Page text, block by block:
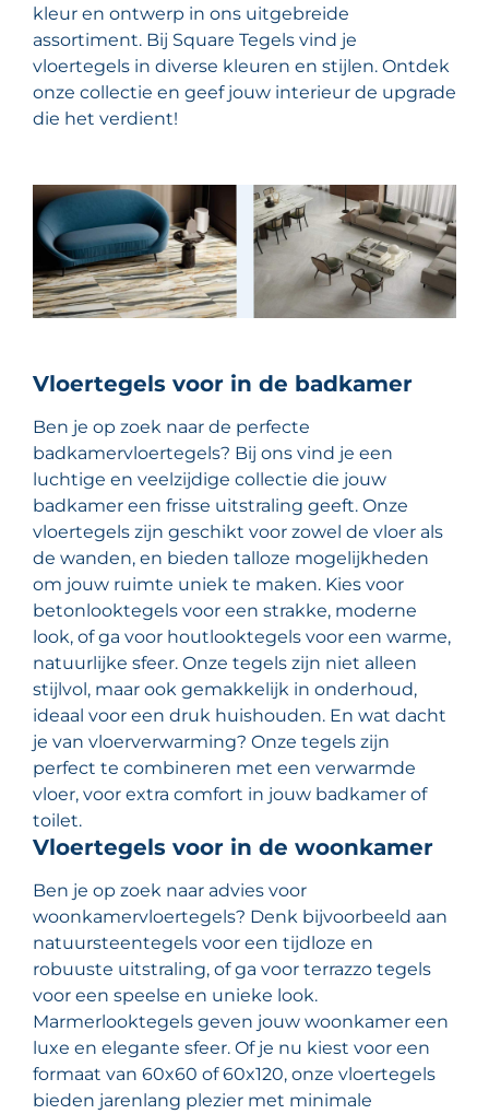
kleur en ontwerp in ons uitgebreide
assortiment. Bij Square Tegels vind je
vloertegels in diverse kleuren en stijlen. Ontdek
onze collectie en geef jouw interieur de upgrade
die het verdient!
Vloertegels voor in de badkamer
Ben je op zoek naar de perfecte
badkamervloertegels? Bij ons vind je een
luchtige en veelzijdige collectie die jouw
badkamer een frisse uitstraling geeft. Onze
vloertegels zijn geschikt voor zowel de vloer als
de wanden, en bieden talloze mogelijkheden
om jouw ruimte uniek te maken. Kies voor
betonlooktegels voor een strakke, moderne
look, of ga voor houtlooktegels voor een warme,
natuurlijke sfeer. Onze tegels zijn niet alleen
stijlvol, maar ook gemakkelijk in onderhoud,
ideaal voor een druk huishouden. En wat dacht
je van vloerverwarming? Onze tegels zijn
perfect te combineren met een verwarmde
vloer, voor extra comfort in jouw badkamer of
toilet.
Vloertegels voor in de woonkamer
Ben je op zoek naar advies voor
woonkamervloertegels? Denk bijvoorbeeld aan
natuursteentegels voor een tijdloze en
robuuste uitstraling, of ga voor terrazzo tegels
voor een speelse en unieke look.
Marmerlooktegels geven jouw woonkamer een
luxe en elegante sfeer. Of je nu kiest voor een
formaat van 60x60 of 60x120, onze vloertegels
bieden jarenlang plezier met minimale